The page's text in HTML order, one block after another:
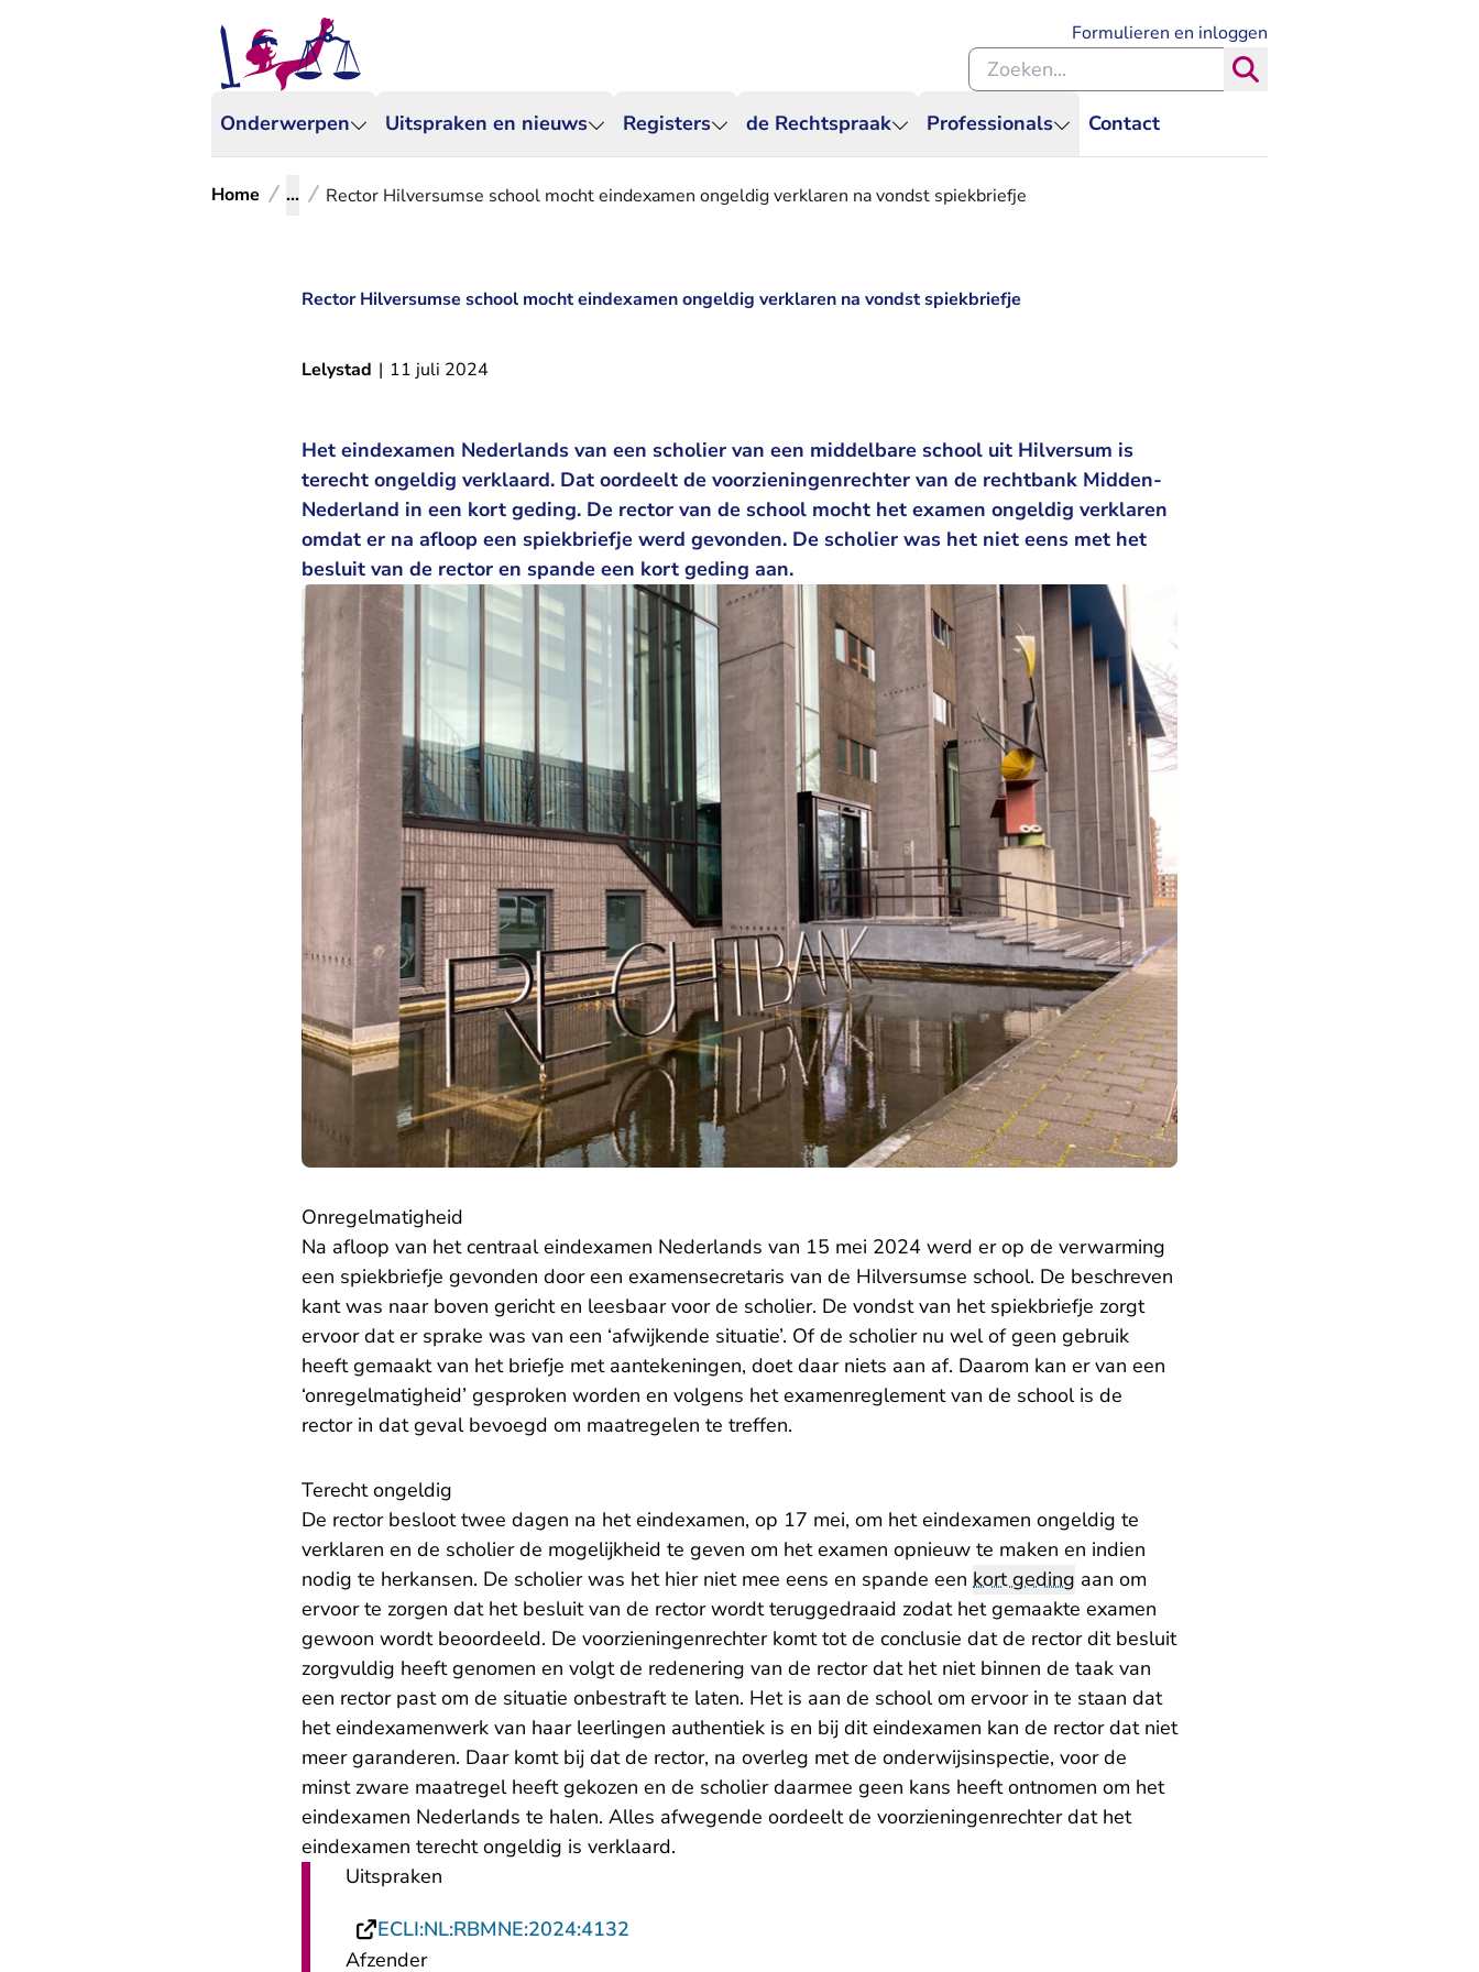
Onderwerpen Uitspraken en nieuws Registers de Rechtspraak Professionals Contact
Formulieren en inloggen
Zoeken binnen de Rechtspraak
Home ... Rector Hilversumse school mocht eindexamen ongeldig verklaren na vondst spiekbriefje
Rector Hilversumse school mocht eindexamen ongeldig verklaren na vondst spiekbriefje
Lelystad | 11 juli 2024
Het eindexamen Nederlands van een scholier van een middelbare school uit Hilversum is
terecht ongeldig verklaard. Dat oordeelt de voorzieningenrechter van de rechtbank Midden-
Nederland in een kort geding. De rector van de school mocht het examen ongeldig verklaren
omdat er na afloop een spiekbriefje werd gevonden. De scholier was het niet eens met het
besluit van de rector en spande een kort geding aan.
Onregelmatigheid
Na afloop van het centraal eindexamen Nederlands van 15 mei 2024 werd er op de verwarming
een spiekbriefje gevonden door een examensecretaris van de Hilversumse school. De beschreven
kant was naar boven gericht en leesbaar voor de scholier. De vondst van het spiekbriefje zorgt
ervoor dat er sprake was van een ‘afwijkende situatie’. Of de scholier nu wel of geen gebruik
heeft gemaakt van het briefje met aantekeningen, doet daar niets aan af. Daarom kan er van een
‘onregelmatigheid’ gesproken worden en volgens het examenreglement van de school is de
rector in dat geval bevoegd om maatregelen te treffen.
Terecht ongeldig
De rector besloot twee dagen na het eindexamen, op 17 mei, om het eindexamen ongeldig te
verklaren en de scholier de mogelijkheid te geven om het examen opnieuw te maken en indien
nodig te herkansen. De scholier was het hier niet mee eens en spande een kort geding aan om
ervoor te zorgen dat het besluit van de rector wordt teruggedraaid zodat het gemaakte examen
gewoon wordt beoordeeld. De voorzieningenrechter komt tot de conclusie dat de rector dit besluit
zorgvuldig heeft genomen en volgt de redenering van de rector dat het niet binnen de taak van
een rector past om de situatie onbestraft te laten. Het is aan de school om ervoor in te staan dat
het eindexamenwerk van haar leerlingen authentiek is en bij dit eindexamen kan de rector dat niet
meer garanderen. Daar komt bij dat de rector, na overleg met de onderwijsinspectie, voor de
minst zware maatregel heeft gekozen en de scholier daarmee geen kans heeft ontnomen om het
eindexamen Nederlands te halen. Alles afwegende oordeelt de voorzieningenrechter dat het
eindexamen terecht ongeldig is verklaard.
Uitspraken
ECLI:NL:RBMNE:2024:4132
Afzender